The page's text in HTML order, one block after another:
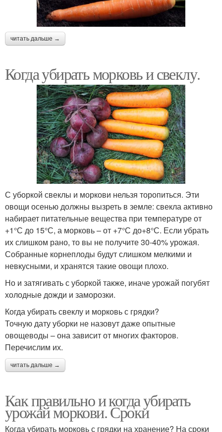
читать дальше →
Когда убирать морковь и свеклу.
С уборкой свеклы и моркови нельзя торопиться. Эти
овощи осенью должны вызреть в земле: свекла активно
набирает питательные вещества при температуре от
+1°С до 15°С, а морковь – от +7°С до+8°С. Если убрать
их слишком рано, то вы не получите 30-40% урожая.
Собранные корнеплоды будут слишком мелкими и
невкусными, и хранятся такие овощи плохо.
Но и затягивать с уборкой также, иначе урожай погубят
холодные дожди и заморозки.
Когда убирать свеклу и морковь с грядки?
Точную дату уборки не назовут даже опытные
овощеводы – она зависит от многих факторов.
Перечислим их.
читать дальше →
Как правильно и когда убирать
урожай моркови. Сроки
Когда убирать морковь с грядки на хранение? На сроки